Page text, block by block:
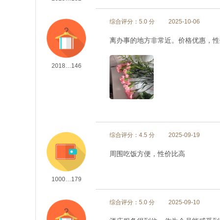
2018…146
综合评分：5.0 分 2025-10-06
离办事的地方非常近。价格优惠，
1000…179
综合评分：4.5 分 2025-09-19
周围吃饭方便，性价比高
综合评分：5.0 分 2025-09-10